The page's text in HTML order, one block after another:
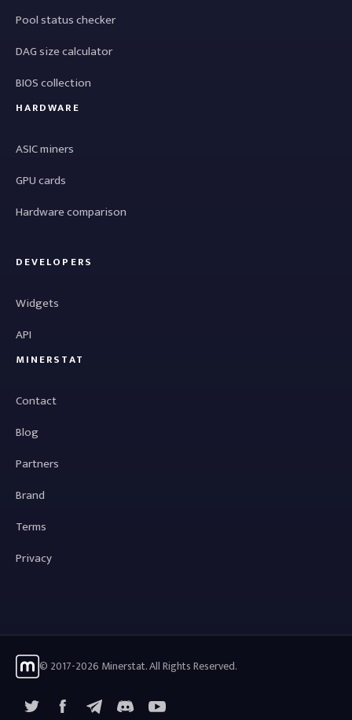
Pool status checker
DAG size calculator
BIOS collection
HARDWARE
ASIC miners
GPU cards
Hardware comparison
DEVELOPERS
Widgets
API
MINERSTAT
Contact
Blog
Partners
Brand
Terms
Privacy
© 2017-2026 Minerstat. All Rights Reserved.
FacebookTelegramYouTube